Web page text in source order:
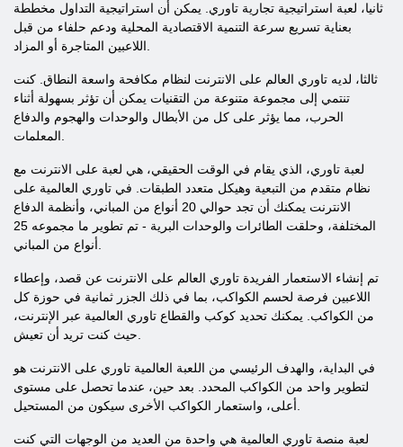
ثانيا، لعبة استراتيجية تجارية تاوري. يمكن أن استراتيجية التداول مخططة
بعناية تسريع سرعة التنمية الاقتصادية المحلية ودعم حلفاء من قبل
ثالثا، لديه تاوري العالم على الانترنت لنظام مكافحة واسعة النطاق. كنت
تنتمي إلى مجموعة متنوعة من التقنيات يمكن أن تؤثر بسهولة أثناء
الحرب، مما يؤثر على كل من الأبطال والوحدات والهجوم والدفاع
لعبة تاوري، الذي يقام في الوقت الحقيقي، هي لعبة على الانترنت مع
نظام متقدم من التبعية وهيكل متعدد الطبقات. في تاوري العالمية على
الانترنت يمكنك أن تجد حوالي 20 أنواع من المباني، وأنظمة الدفاع
المختلفة، وحلقت الطائرات والوحدات البرية - تم تطوير ما مجموعه 25
تم إنشاء الاستعمار الفريدة تاوري العالم على الانترنت عن قصد، وإعطاء
اللاعبين فرصة لحسم الكواكب، بما في ذلك الجزر ثمانية في حوزة كل
من الكواكب. يمكنك تحديد كوكب والقطاع تاوري العالمية عبر الإنترنت،
في البداية، والهدف الرئيسي من اللعبة العالمية تاوري على الانترنت هو
لتطوير واحد من الكواكب المحدد. بعد حين، عندما تحصل على مستوى
لعبة منصة تاوري العالمية هي واحدة من العديد من الوجهات التي كنت